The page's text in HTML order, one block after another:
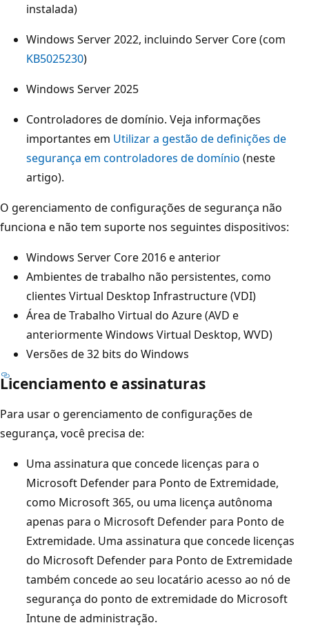
instalada)
Windows Server 2022, incluindo Server Core (com
KB5025230)
Windows Server 2025
Controladores de domínio. Veja informações
importantes em Utilizar a gestão de definições de
segurança em controladores de domínio (neste
artigo).
O gerenciamento de configurações de segurança não
funciona e não tem suporte nos seguintes dispositivos:
Windows Server Core 2016 e anterior
Ambientes de trabalho não persistentes, como
clientes Virtual Desktop Infrastructure (VDI)
Área de Trabalho Virtual do Azure (AVD e
anteriormente Windows Virtual Desktop, WVD)
Versões de 32 bits do Windows
Licenciamento e assinaturas
Para usar o gerenciamento de configurações de
segurança, você precisa de:
Uma assinatura que concede licenças para o
Microsoft Defender para Ponto de Extremidade,
como Microsoft 365, ou uma licença autônoma
apenas para o Microsoft Defender para Ponto de
Extremidade. Uma assinatura que concede licenças
do Microsoft Defender para Ponto de Extremidade
também concede ao seu locatário acesso ao nó de
segurança do ponto de extremidade do Microsoft
Intune de administração.